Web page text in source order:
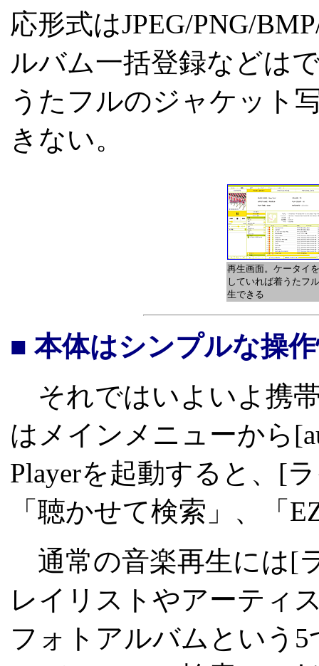
応形式はJPEG/PNG/
ルバム一括登録などは
うたフルのジャケット
きない。
再生画面。ケータイ
していれば着うたフ
生できる
■ 本体はシンプルな操
それではいよいよ携
はメインメニューから
Playerを起動すると、[
「聴かせて検索」、「
通常の音楽再生には[
レイリストやアーティ
フォトアルバムという